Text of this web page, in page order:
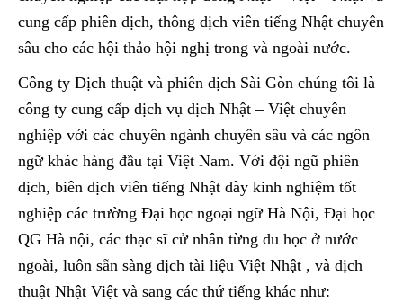
cung cấp phiên dịch, thông dịch viên tiếng Nhật chuyên
sâu cho các hội thảo hội nghị trong và ngoài nước.
Công ty Dịch thuật và phiên dịch Sài Gòn chúng tôi là
công ty cung cấp dịch vụ dịch Nhật – Việt chuyên
nghiệp với các chuyên ngành chuyên sâu và các ngôn
ngữ khác hàng đầu tại Việt Nam. Với đội ngũ phiên
dịch, biên dịch viên tiếng Nhật dày kinh nghiệm tốt
nghiệp các trường Đại học ngoại ngữ Hà Nội, Đại học
QG Hà nội, các thạc sĩ cử nhân từng du học ở nước
ngoài, luôn sẵn sàng dịch tài liệu Việt Nhật , và dịch
thuật Nhật Việt và sang các thứ tiếng khác như: